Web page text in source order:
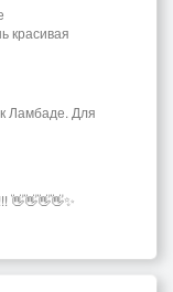
красивая
Ламбаде. Для
👋👋👋👋✨